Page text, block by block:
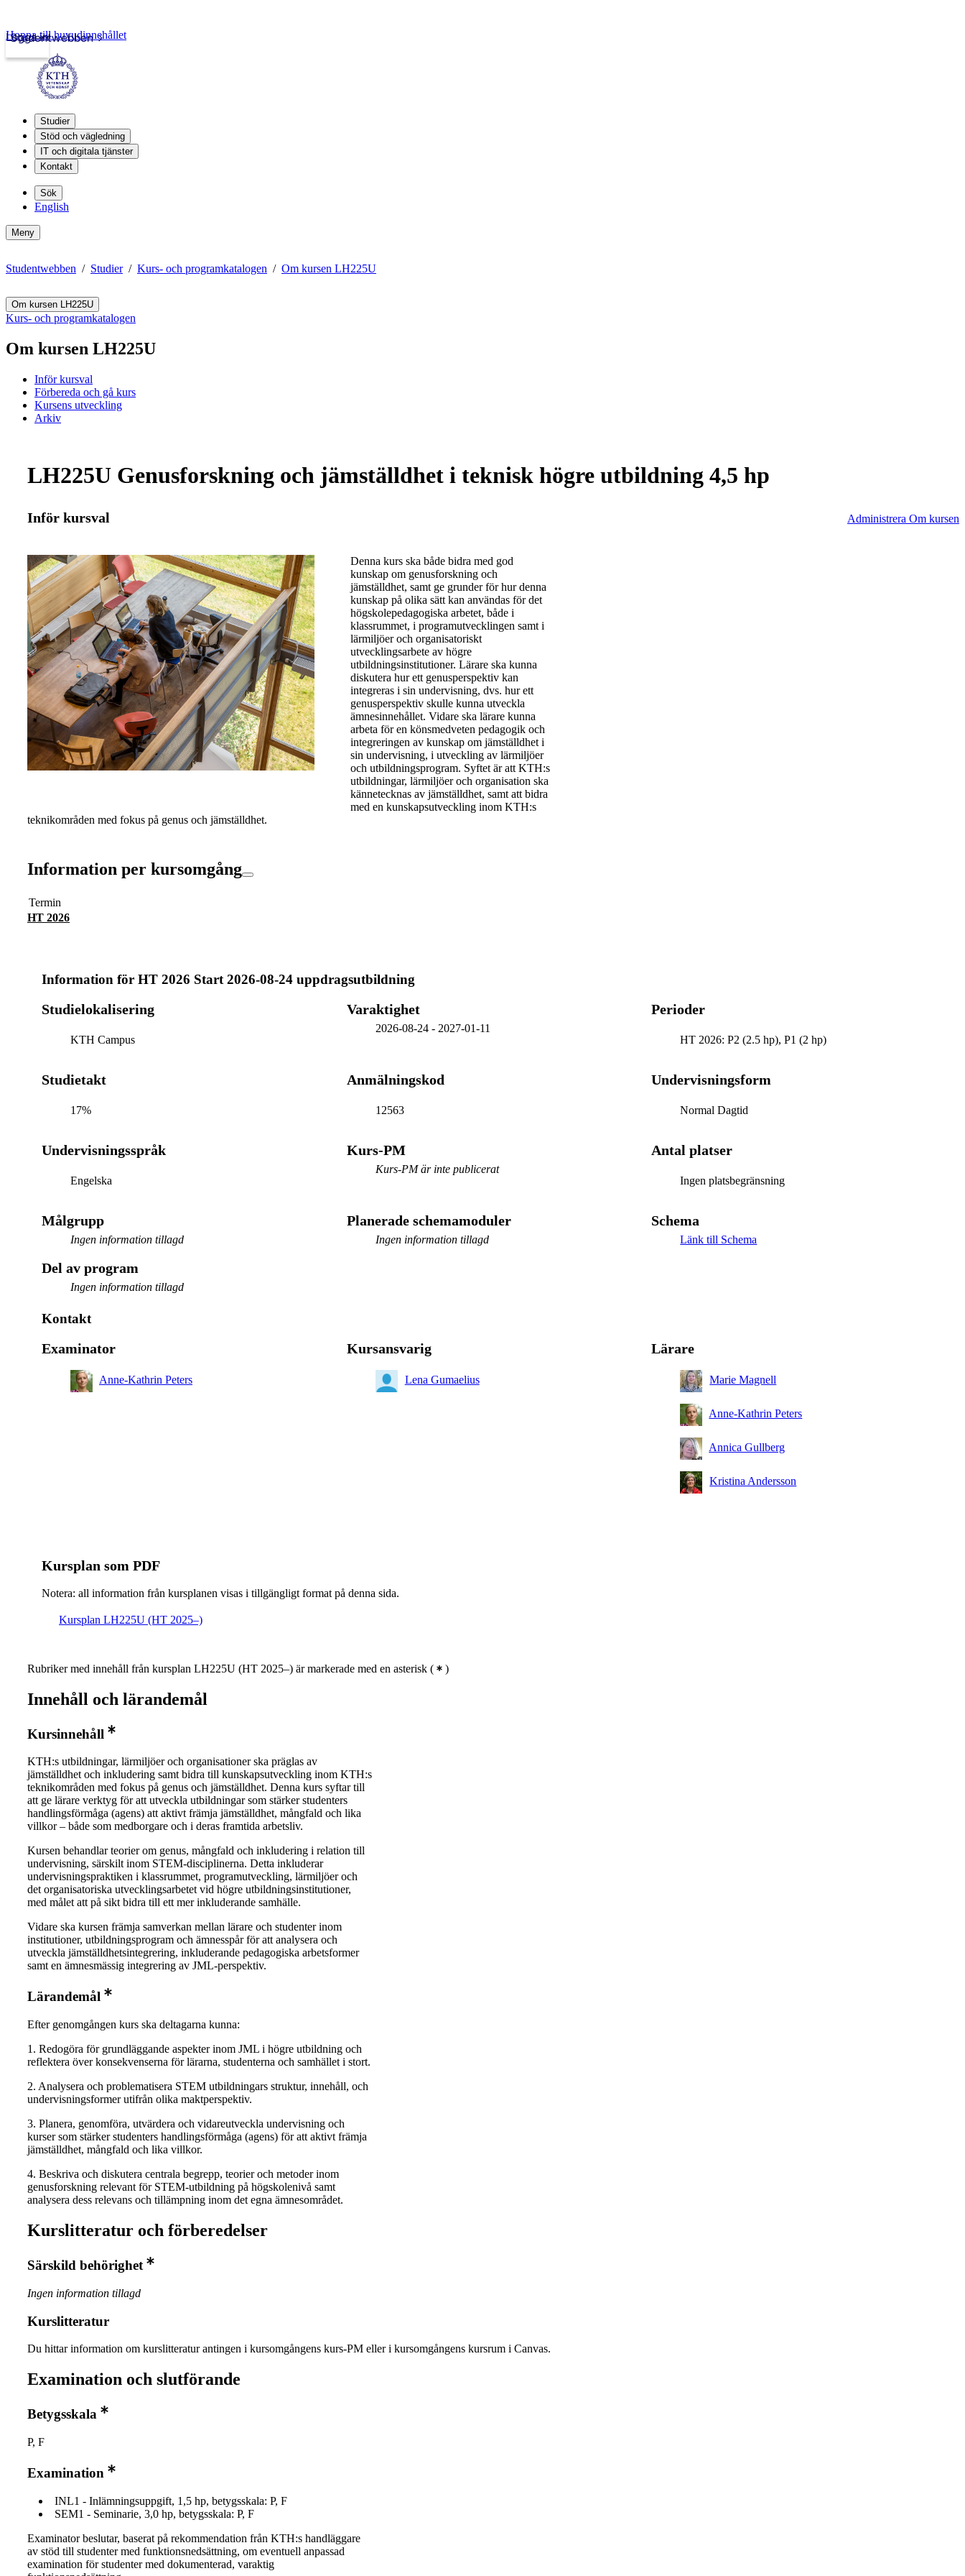
Studentwebben
Logga in
Hoppa till huvudinnehållet
Studier
Stöd och vägledning
IT och digitala tjänster
Kontakt
Sök
English
Meny
Studentwebben Studier Kurs- och programkatalogen Om kursen LH225U
Om kursen LH225U
Kurs- och programkatalogen
Om kursen LH225U
Inför kursval
Förbereda och gå kurs
Kursens utveckling
Arkiv
LH225U Genusforskning och jämställdhet i teknisk högre utbildning 4,5 hp
Inför kursval Administrera Om kursen
Denna kurs ska både bidra med god
kunskap om genusforskning och
jämställdhet, samt ge grunder för hur denna
kunskap på olika sätt kan användas för det
högskolepedagogiska arbetet, både i
klassrummet, i programutvecklingen samt i
lärmiljöer och organisatoriskt
utvecklingsarbete av högre
utbildningsinstitutioner. Lärare ska kunna
diskutera hur ett genusperspektiv kan
integreras i sin undervisning, dvs. hur ett
genusperspektiv skulle kunna utveckla
ämnesinnehållet. Vidare ska lärare kunna
arbeta för en könsmedveten pedagogik och
integreringen av kunskap om jämställdhet i
sin undervisning, i utveckling av lärmiljöer
och utbildningsprogram. Syftet är att KTH:s
utbildningar, lärmiljöer och organisation ska
kännetecknas av jämställdhet, samt att bidra
med en kunskapsutveckling inom KTH:s
teknikområden med fokus på genus och jämställdhet.
Information per kursomgång
Termin
HT 2026
Information för HT 2026 Start 2026-08-24 uppdragsutbildning
Studielokalisering
KTH Campus
Varaktighet
2026-08-24- 2027-01-11
Perioder
HT 2026: P2 (2.5 hp), P1 (2 hp)
Studietakt
17%
Anmälningskod
12563
Undervisningsform
Normal Dagtid
Undervisningsspråk
Engelska
Kurs-PM
Kurs-PM är inte publicerat
Antal platser
Ingen platsbegränsning
Målgrupp
Ingen information tillagd
Planerade schemamoduler
Ingen information tillagd
Schema
Länk till Schema
Del av program
Ingen information tillagd
Kontakt
Examinator
Anne-Kathrin Peters
Kursansvarig
Lena Gumaelius
Lärare
Marie Magnell
Anne-Kathrin Peters
Annica Gullberg
Kristina Andersson
Kursplan som PDF
Notera: all information från kursplanen visas i tillgängligt format på denna sida.
Kursplan LH225U (HT 2025–)
Rubriker med innehåll från kursplan LH225U (HT 2025–) är markerade med en asterisk ( )
Innehåll och lärandemål
Kursinnehåll
KTH:s utbildningar, lärmiljöer och organisationer ska präglas av
jämställdhet och inkludering samt bidra till kunskapsutveckling inom KTH:s
teknikområden med fokus på genus och jämställdhet. Denna kurs syftar till
att ge lärare verktyg för att utveckla utbildningar som stärker studenters
handlingsförmåga (agens) att aktivt främja jämställdhet, mångfald och lika
villkor – både som medborgare och i deras framtida arbetsliv.
Kursen behandlar teorier om genus, mångfald och inkludering i relation till
undervisning, särskilt inom STEM-disciplinerna. Detta inkluderar
undervisningspraktiken i klassrummet, programutveckling, lärmiljöer och
det organisatoriska utvecklingsarbetet vid högre utbildningsinstitutioner,
med målet att på sikt bidra till ett mer inkluderande samhälle.
Vidare ska kursen främja samverkan mellan lärare och studenter inom
institutioner, utbildningsprogram och ämnesspår för att analysera och
utveckla jämställdhetsintegrering, inkluderande pedagogiska arbetsformer
samt en ämnesmässig integrering av JML-perspektiv.
Lärandemål
Efter genomgången kurs ska deltagarna kunna:
1. Redogöra för grundläggande aspekter inom JML i högre utbildning och
reflektera över konsekvenserna för lärarna, studenterna och samhället i stort.
2. Analysera och problematisera STEM utbildningars struktur, innehåll, och
undervisningsformer utifrån olika maktperspektiv.
3. Planera, genomföra, utvärdera och vidareutveckla undervisning och
kurser som stärker studenters handlingsförmåga (agens) för att aktivt främja
jämställdhet, mångfald och lika villkor.
4. Beskriva och diskutera centrala begrepp, teorier och metoder inom
genusforskning relevant för STEM-utbildning på högskolenivå samt
analysera dess relevans och tillämpning inom det egna ämnesområdet.
Kurslitteratur och förberedelser
Särskild behörighet
Ingen information tillagd
Kurslitteratur
Du hittar information om kurslitteratur antingen i kursomgångens kurs-PM eller i kursomgångens kursrum i Canvas.
Examination och slutförande
Betygsskala
P, F
Examination
INL1 - Inlämningsuppgift, 1,5 hp, betygsskala: P, F
SEM1 - Seminarie, 3,0 hp, betygsskala: P, F
Examinator beslutar, baserat på rekommendation från KTH:s handläggare
av stöd till studenter med funktionsnedsättning, om eventuell anpassad
examination för studenter med dokumenterad, varaktig